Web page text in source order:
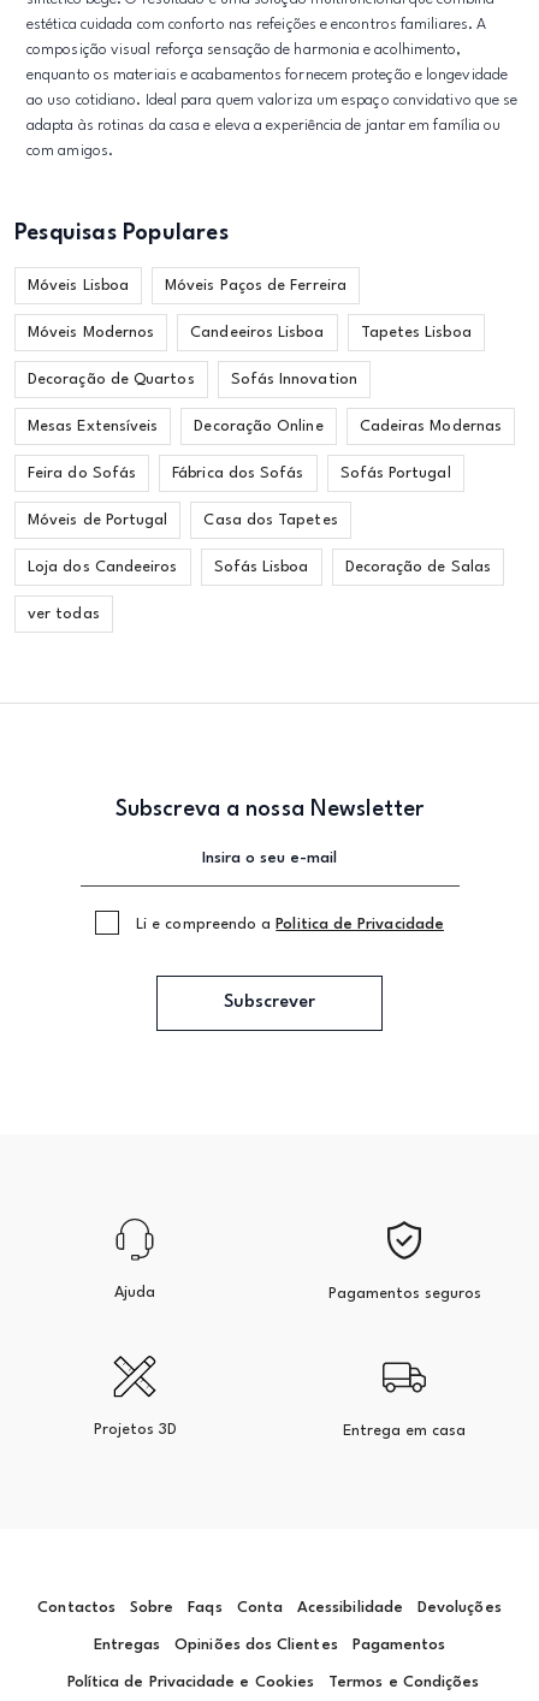
estética cuidada com conforto nas refeições e encontros familiares. A
composição visual reforça sensação de harmonia e acolhimento,
enquanto os materiais e acabamentos fornecem proteção e longevidade
ao uso cotidiano. Ideal para quem valoriza um espaço convidativo que se
adapta às rotinas da casa e eleva a experiência de jantar em família ou
com amigos.
Pesquisas Populares
Móveis Lisboa Móveis Paços de Ferreira
Móveis Modernos Candeeiros Lisboa Tapetes Lisboa
Decoração de Quartos Sofás Innovation
Mesas Extensíveis Decoração Online Cadeiras Modernas
Feira do Sofás Fábrica dos Sofás Sofás Portugal
Móveis de Portugal Casa dos Tapetes
Loja dos Candeeiros Sofás Lisboa Decoração de Salas
ver todas
Subscreva a nossa Newsletter
Li e compreendo a Politica de Privacidade
Subscrever
Ajuda Pagamentos seguros
Projetos 3D Entrega em casa
Contactos Sobre Faqs Conta Acessibilidade Devoluções
Entregas Opiniões dos Clientes Pagamentos
Política de Privacidade e Cookies Termos e Condições